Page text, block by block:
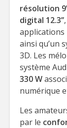
résolution
digital 12.3’’
applications
ainsi qu’un
3D. Les
système
330 W
numérique
Les
par le